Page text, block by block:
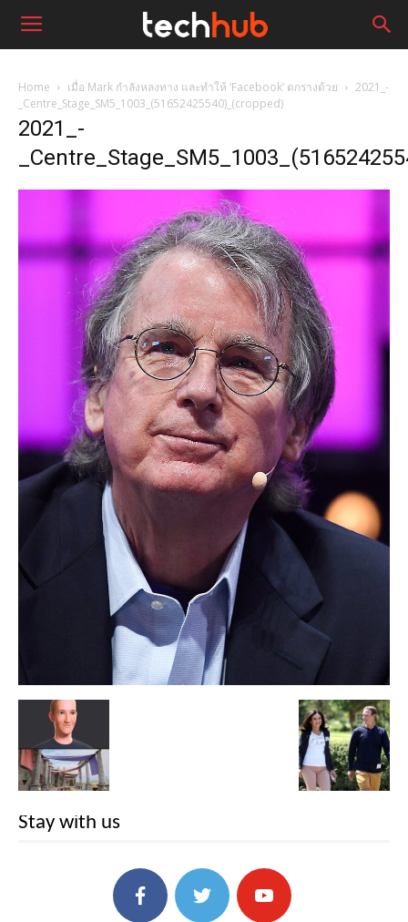
Home เมื่อ Mark กำลังหลงทาง และทำให้ ‘Facebook’ ตกรางด้วย
2021_-
_Centre_Stage_SM5_1003_(51652425540)_(cropped)
2021_-
Stay with us